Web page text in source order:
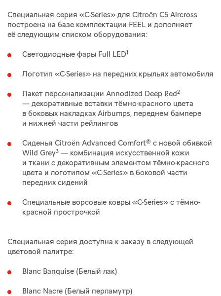
Специальная серия «C-Series» для Citroën C5 Aircross
построена на базе комплектации FEEL и дополняет
её следующим списком оборудования:
Светодиодные фары Full LED1
Логотип «C-Series» на передних крыльях автомобиля
Пакет персонализации Annodized Deep Red2
— декоративные вставки тёмно-красного цвета
в боковых накладках Airbumps, переднем бампере
и нижней части рейлингов
Сиденья Citroën Advanced Comfort® с новой обивкой
Wild Grey3 — комбинация искусственной кожи
и ткани с декоративным элементом тёмно-красного
цвета и логотипом «C-Series» в боковой части
передних сидений
Специальные ворсовые ковры «C-Series» с тёмно-
красной прострочкой
Специальная серия доступна к заказу в следующей
цветовой палитре:
Blanc Banquise (Белый лак)
Blanc Nacre (Белый перламутр)